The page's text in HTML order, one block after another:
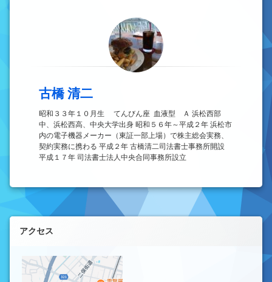
古橋 清二
昭和３３年１０月生 てんびん座 血液型 Ａ 浜松西部
中、浜松西高、中央大学出身 昭和５６年～平成２年 浜松市
内の電子機器メーカー（東証一部上場）で株主総会実務、
契約実務に携わる 平成２年 古橋清二司法書士事務所開設
平成１７年 司法書士法人中央合同事務所設立
左サイドバー
アクセス